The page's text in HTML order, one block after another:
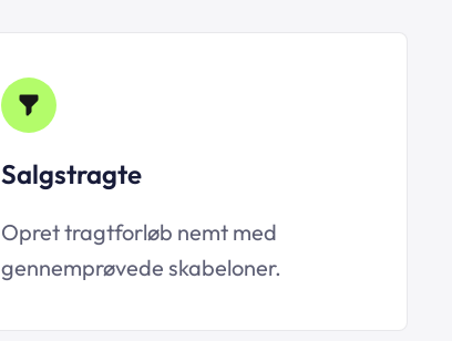
Salgstragte
Opret tragtforløb nemt med
gennemprøvede skabeloner.